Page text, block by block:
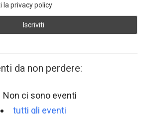
la privacy policy
da non perdere:
Non ci sono eventi
tutti gli eventi